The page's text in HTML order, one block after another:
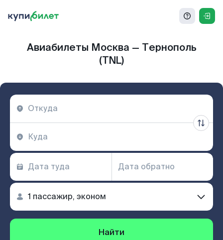
Авиабилеты Москва — Тернополь
(TNL)
Найти